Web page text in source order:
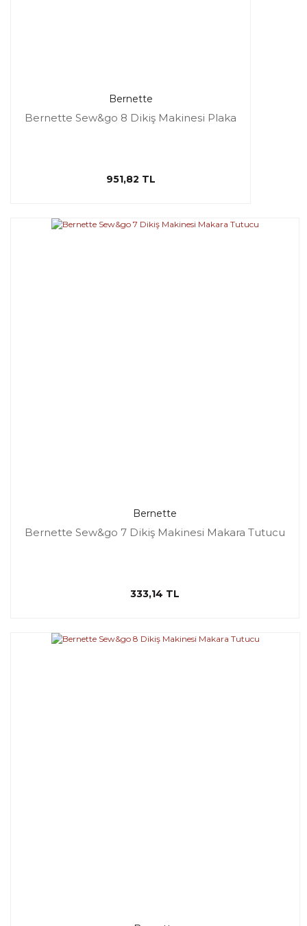
Bernette
Bernette Sew&go 8 Dikiş Makinesi Plaka
951,82 TL
Bernette
Bernette Sew&go 7 Dikiş Makinesi Makara Tutucu
333,14 TL